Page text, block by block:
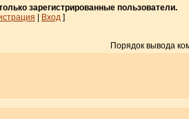
зарегистрированные пользователи.
| Вход ]
Порядок вывода